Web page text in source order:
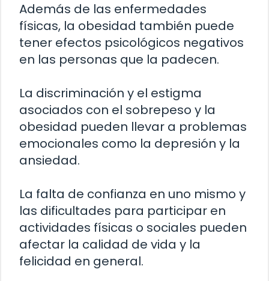
Además de las enfermedades
físicas, la obesidad también puede
tener efectos psicológicos negativos
en las personas que la padecen.
La discriminación y el estigma
asociados con el sobrepeso y la
obesidad pueden llevar a problemas
emocionales como la depresión y la
ansiedad.
La falta de confianza en uno mismo y
las dificultades para participar en
actividades físicas o sociales pueden
afectar la calidad de vida y la
felicidad en general.